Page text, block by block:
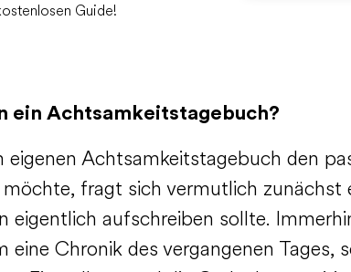
Guide!
ein Achtsamkeitstagebuch?
eigenen Achtsamkeitstagebuch den
möchte, fragt sich vermutlich zunächst
eigentlich aufschreiben sollte.
eine Chronik des vergangenen Tages,